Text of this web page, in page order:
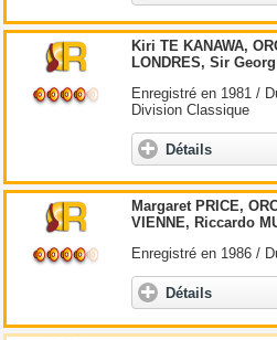
Kiri TE KANAWA,
LONDRES, Sir Georg
Enregistré en 1981 /
Division Classique
Détails
Margaret PRICE,
VIENNE, Riccardo
Enregistré en 1986 /
Détails